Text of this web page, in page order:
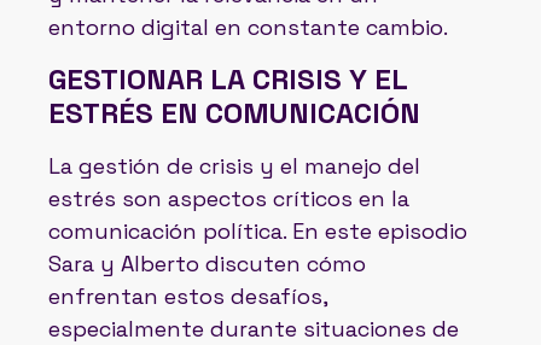
entorno digital en constante cambio.
GESTIONAR LA CRISIS Y EL
ESTRÉS EN COMUNICACIÓN
La gestión de crisis y el manejo del
estrés son aspectos críticos en la
comunicación política. En este episodio
Sara y Alberto discuten cómo
enfrentan estos desafíos,
especialmente durante situaciones de